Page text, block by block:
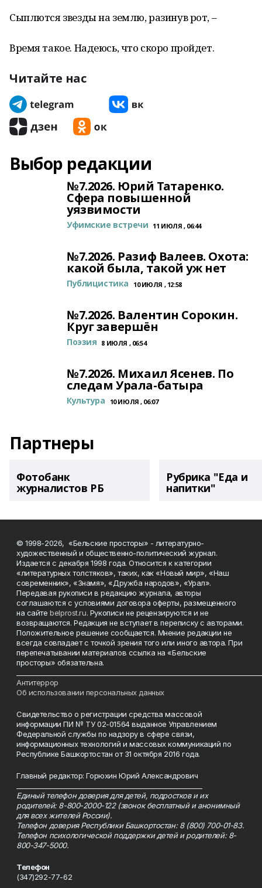
Сыплются звезды на землю, разинув рот, –
Время такое. Надеюсь, что скоро пройдет.
Читайте нас
Выбор редакции
№7.2026. Юрий Татаренко.
Сфера повышенной
уязвимости
Уфимские встречи 11 ИЮЛЯ , 06:44
№7.2026. Разиф Валеев. Охота:
какой была, такой уж нет
Публицистика 10 ИЮЛЯ , 12:58
№7.2026. Валентин Сорокин.
Круг завершён
Поэзия 8 ИЮЛЯ , 06:54
№7.2026. Михаил Ясенев. По
следам Урала-батыра
Культура 10 ИЮЛЯ , 06:07
Партнеры
Фотобанк
журналистов РБ
Рубрика "Еда и
напитки"
© 1998-2026, «Бельские просторы» - литературно-
художественный и общественно-политический журнал.
Издается с декабря 1998 года. Относится к категории
«литературных толстяков», таких, как «Новый мир», «Наш
современник», «Знамя», «Дружба народов», «Урал».
Передавая рукописи в редакцию журнала, авторы
соглашаются с условиями договора оферты, размещенного
на сайтеbelprost.ru. Рукописи не рецензируются и не
возвращаются. Редакция не вступает в переписку с авторами.
Положительное решение сообщается. Мнение редакции не
всегда совпадает с точкой зрения того или иного автора. При
перепечатывании материалов ссылка на «Бельские
просторы» обязательна.
Антитеррор
Об использовании персональных данных
Свидетельство о регистрации средства массовой
информации ПИ № ТУ 02-01564 выданное Управлением
Федеральной службы по надзору в сфере связи,
информационных технологий и массовых коммуникаций по
Республике Башкортостан от 31 октября 2016 года.
Главный редактор: Горюхин Юрий Александрович
Единый телефон доверия для детей, подростков и их
родителей: 8-800-2000-122 (звонок бесплатный и анонимный
для всех жителей России).
Телефон доверия Республики Башкортостан: 8 (800) 700-01-83.
Телефон психологической поддержки детей и родителей: 8-
800-347-5000.
Телефон
(347)292-77-62